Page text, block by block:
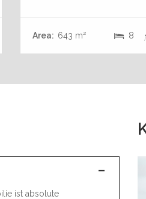
Area: 643 m² 8
ist absolute